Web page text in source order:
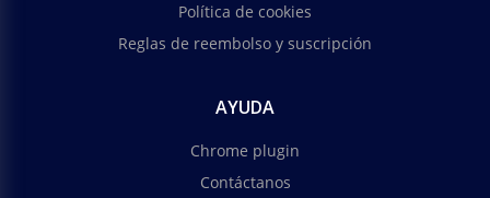
Política de cookies
Reglas de reembolso y suscripción
AYUDA
Chrome plugin
Contáctanos